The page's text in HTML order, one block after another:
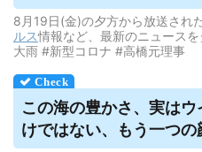
8月19日(金)の夕方から放送され
ルス情報など、最新のニュース
大雨 #新型コロナ #高橋元理事
この海の豊かさ、実はウ
けではない、もう一つの